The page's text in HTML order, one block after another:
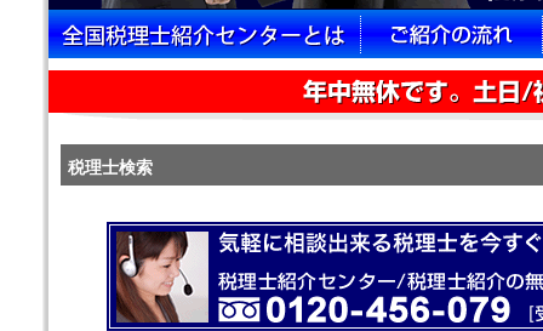
税理士検索